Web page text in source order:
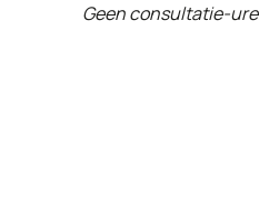
Geen consultatie-